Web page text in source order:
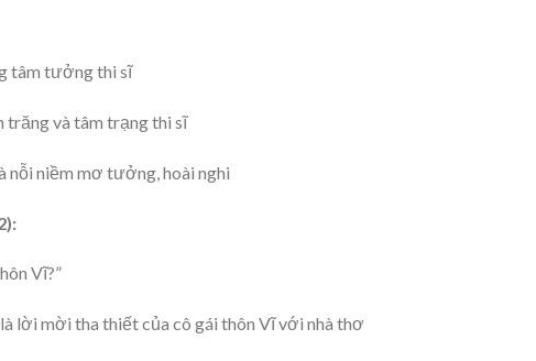
tâm tưởng thi sĩ
trăng và tâm trạng thi sĩ
nỗi niềm mơ tưởng, hoài nghi
Vĩ?”
lời mời tha thiết của cô gái thôn Vĩ với nhà thơ